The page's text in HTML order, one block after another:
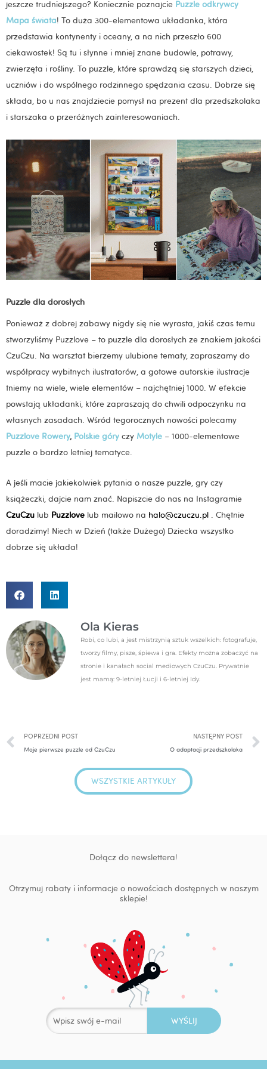
jeszcze trudniejszego? Koniecznie poznajcie Puzzle odkrywcy
Mapa świata! To duża 300-elementowa układanka, która
przedstawia kontynenty i oceany, a na nich przeszło 600
ciekawostek! Są tu i słynne i mniej znane budowle, potrawy,
zwierzęta i rośliny. To puzzle, które sprawdzą się starszych dzieci,
uczniów i do wspólnego rodzinnego spędzania czasu. Dobrze się
składa, bo u nas znajdziecie pomysł na prezent dla przedszkolaka
i starszaka o przeróżnych zainteresowaniach.
Puzzle dla dorosłych
Ponieważ z dobrej zabawy nigdy się nie wyrasta, jakiś czas temu
stworzyliśmy Puzzlove – to puzzle dla dorosłych ze znakiem jakości
CzuCzu. Na warsztat bierzemy ulubione tematy, zapraszamy do
współpracy wybitnych ilustratorów, a gotowe autorskie ilustracje
tniemy na wiele, wiele elementów – najchętniej 1000. W efekcie
powstają układanki, które zapraszają do chwili odpoczynku na
własnych zasadach. Wśród tegorocznych nowości polecamy
Puzzlove Rowery, Polskie góry czy Motyle – 1000-elementowe
puzzle o bardzo letniej tematyce.
A jeśli macie jakiekolwiek pytania o nasze puzzle, gry czy
książeczki, dajcie nam znać. Napiszcie do nas na Instagramie
CzuCzu lub Puzzlove lub mailowo na halo@czuczu.pl . Chętnie
doradzimy! Niech w Dzień (także Dużego) Dziecka wszystko
dobrze się układa!
Ola Kieras
Robi, co lubi, a jest mistrzynią sztuk wszelkich: fotografuje,
tworzy filmy, pisze, śpiewa i gra. Efekty można zobaczyć na
stronie i kanałach social mediowych CzuCzu. Prywatnie
jest mamą: 9-letniej Łucji i 6-letniej Idy.
Prev
POPRZEDNI POST
Moje pierwsze puzzle od CzuCzu
NASTĘPNY POST
O adaptacji przedszkolaka
WSZYSTKIE ARTYKUŁY
Dołącz do newslettera!
Otrzymuj rabaty i informacje o nowościach dostępnych w naszym
sklepie!